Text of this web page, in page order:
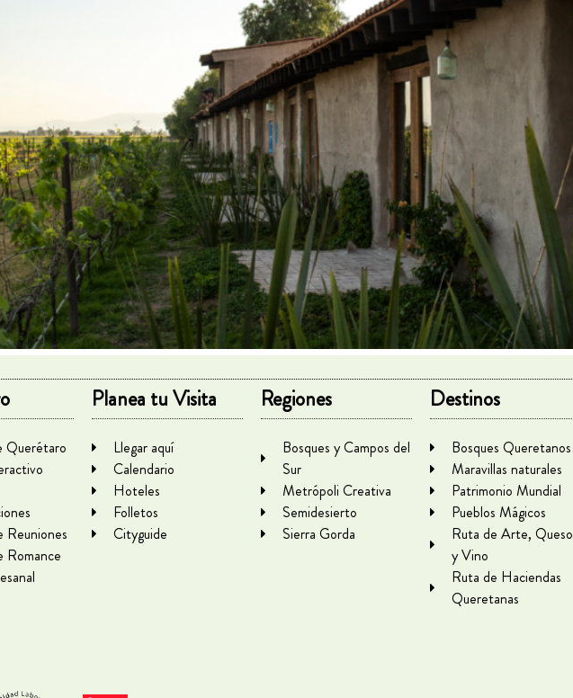
Querétaro
Reuniones
Romance
Planea tu Visita
Llegar aquí
Calendario
Hoteles
Folletos
Cityguide
Regiones
Bosques y Campos del
Sur
Metrópoli Creativa
Semidesierto
Sierra Gorda
Destinos
Bosques Queretanos
Maravillas naturales
Patrimonio Mundial
Pueblos Mágicos
Ruta de Arte, Queso
y Vino
Ruta de Haciendas
Queretanas